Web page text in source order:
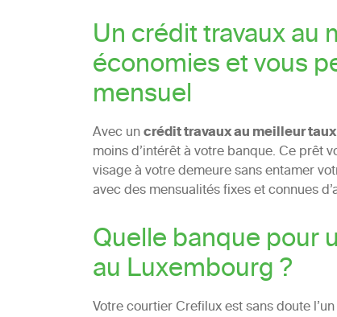
Un crédit travaux au
économies et vous
mensuel
Avec uncrédit travaux au meilleur taux
moins d’intérêt à votre banque. Ce prêt
visage à votre demeure sans entamer
avec des mensualités fixes et connues
Quelle banque pour
au Luxembourg ?
Votre courtier Crefilux est sans doute